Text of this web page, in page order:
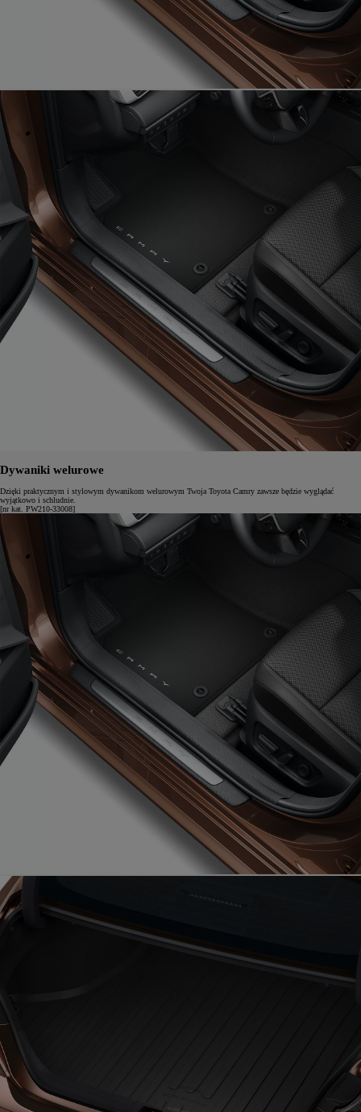
Dywaniki welurowe
Dzięki praktycznym i stylowym dywanikom welurowym Twoja Toyota Camry zawsze będzie wyglądać
wyjątkowo i schludnie.
[nr kat. PW210-33008]